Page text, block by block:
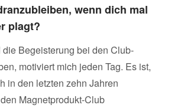
wenn dich mal
plagt?
Begeisterung bei den Club-
motiviert mich jeden Tag. Es ist,
in den letzten zehn Jahren
Magnetprodukt-Club